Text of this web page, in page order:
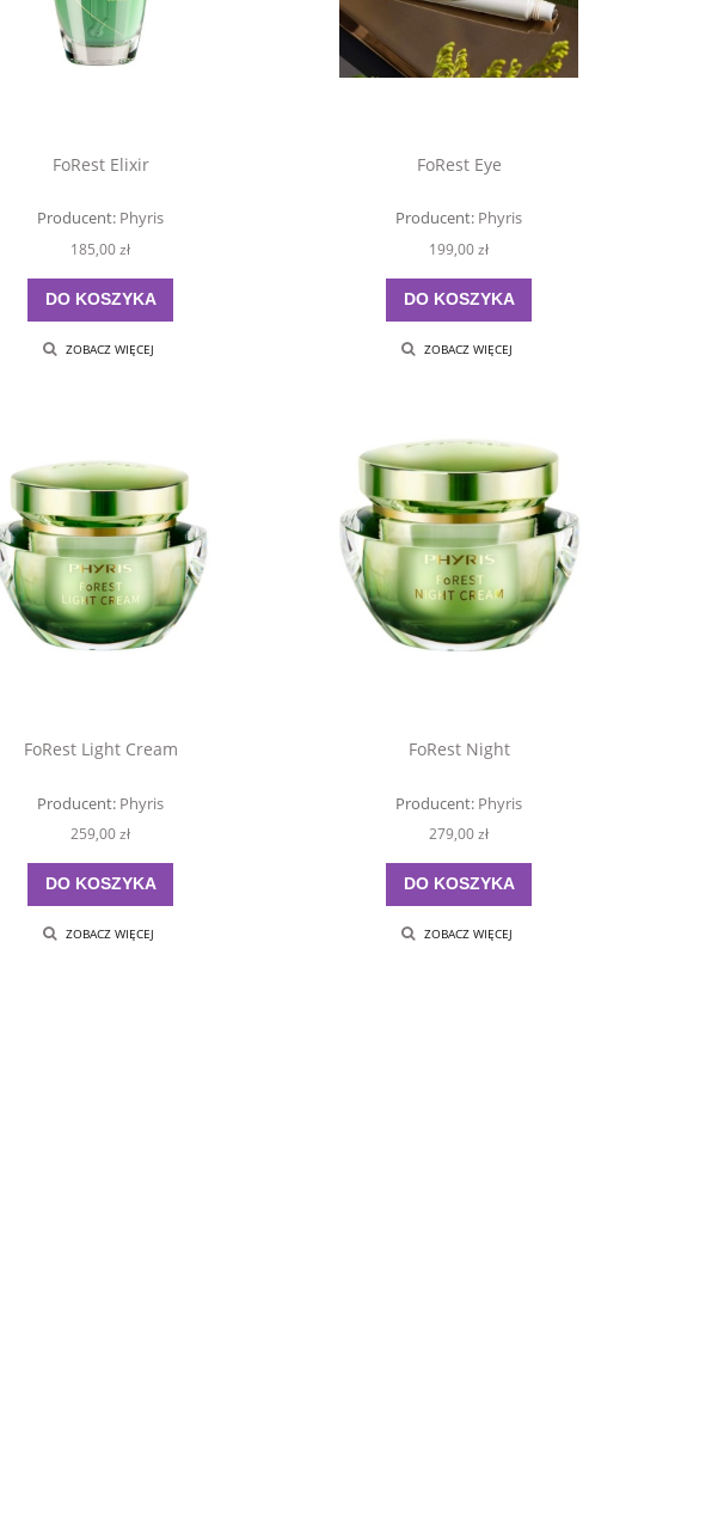
FoRest Elixir
Producent: Phyris
185,00 zł
DO KOSZYKA
ZOBACZ WIĘCEJ
FoRest Eye
Producent: Phyris
199,00 zł
DO KOSZYKA
ZOBACZ WIĘCEJ
FoRest Light Cream
Producent: Phyris
259,00 zł
DO KOSZYKA
ZOBACZ WIĘCEJ
FoRest Night
Producent: Phyris
279,00 zł
DO KOSZYKA
ZOBACZ WIĘCEJ